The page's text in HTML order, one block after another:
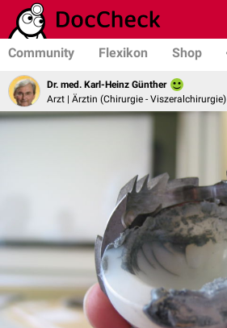
Community Flexikon Shop
Dr. med. Karl-Heinz Günther
Arzt | Ärztin (Chirurgie - Viszeralchirurgie)